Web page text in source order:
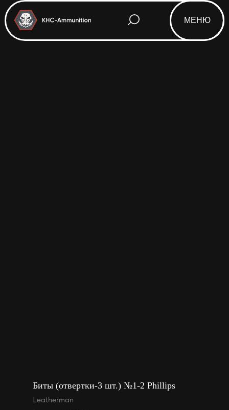
МЕНЮ
Html code will be here
Биты (отвертки-3 шт.) №1-2 Phillips
Leatherman